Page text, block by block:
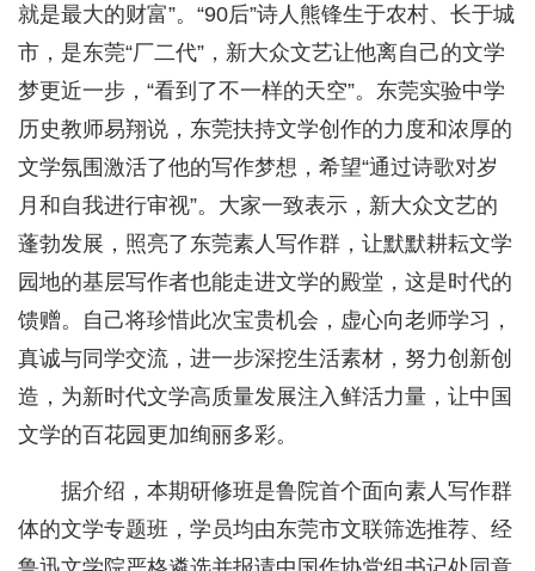
就是最大的财富”。“90后”诗人熊锋生于农村、长于城
市，是东莞“厂二代”，新大众文艺让他离自己的文学
梦更近一步，“看到了不一样的天空”。东莞实验中学
历史教师易翔说，东莞扶持文学创作的力度和浓厚的
文学氛围激活了他的写作梦想，希望“通过诗歌对岁
月和自我进行审视”。大家一致表示，新大众文艺的
蓬勃发展，照亮了东莞素人写作群，让默默耕耘文学
园地的基层写作者也能走进文学的殿堂，这是时代的
馈赠。自己将珍惜此次宝贵机会，虚心向老师学习，
真诚与同学交流，进一步深挖生活素材，努力创新创
造，为新时代文学高质量发展注入鲜活力量，让中国
文学的百花园更加绚丽多彩。
据介绍，本期研修班是鲁院首个面向素人写作群
体的文学专题班，学员均由东莞市文联筛选推荐、经